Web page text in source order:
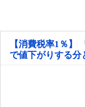
【消費税率1％】
で値下がりする分
えない店も